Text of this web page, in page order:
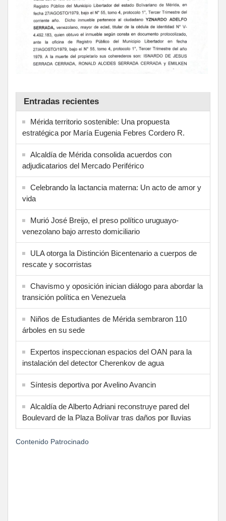
Entradas recientes
Mérida territorio sostenible: Una propuesta
estratégica por María Eugenia Febres Cordero R.
Alcaldía de Mérida consolida acuerdos con
adjudicatarios del Mercado Periférico
Celebrando la lactancia materna: Un acto de amor y
vida
Murió José Breijo, el preso político uruguayo-
venezolano bajo arresto domiciliario
ULA otorga la Distinción Bicentenario a cuerpos de
rescate y socorristas
Chavismo y oposición inician diálogo para abordar la
transición política en Venezuela
Niños de Estudiantes de Mérida sembraron 110
árboles en su sede
Expertos inspeccionan espacios del OAN para la
instalación del detector Cherenkov de agua
Síntesis deportiva por Avelino Avancin
Alcaldía de Alberto Adriani reconstruye pared del
Boulevard de la Plaza Bolívar tras daños por lluvias
Contenido Patrocinado